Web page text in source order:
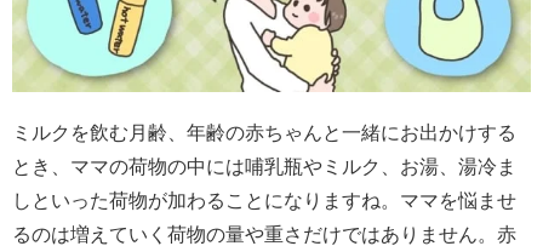
ミルクを飲む月齢、年齢の赤ちゃんと一緒にお出かけする
とき、ママの荷物の中には哺乳瓶やミルク、お湯、湯冷ま
しといった荷物が加わることになりますね。ママを悩ませ
るのは増えていく荷物の量や重さだけではありません。赤